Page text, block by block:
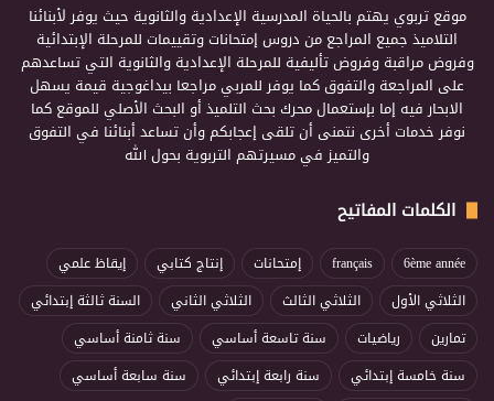
موقع تربوي يهتم بالحياة المدرسية الإعدادية والثانوية حيث يوفر لأبنائنا
التلاميذ جميع المراجع من دروس إمتحانات وتقييمات للمرحلة الإبتدائية
وفروض مراقبة وفروض تأليفية للمرحلة الإعدادية والثانوية التي تساعدهم
على المراجعة والتفوق كما يوفر للمربي مراجعا بيداغوجية قيمة يسهل
الابحار فيه إما بإستعمال محرك بحث التلميذ أو البحث الأصلي للموقع كما
نوفر خدمات أخرى نتمنى أن تلقى إعجابكم وأن تساعد أبنائنا في التفوق
والتميز في مسيرتهم التربوية بحول الله
الكلمات المفاتيح
6ème année
français إمتحانات إنتاج كتابي
إيقاظ علمي
الثلاثي الأول
الثلاثي الثالث الثلاثي الثاني
السنة ثالثة إبتدائي
تمارين
رياضيات سنة تاسعة أساسي
سنة ثامنة أساسي
سنة خامسة إبتدائي
سنة رابعة إبتدائي
سنة سابعة أساسي